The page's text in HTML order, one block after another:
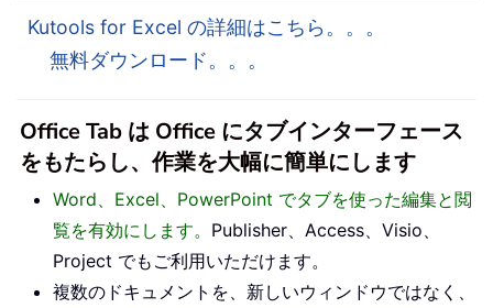
Kutools for Excel の詳細はこちら。。。
無料ダウンロード。。。
Office Tab は Office にタブインターフェース
をもたらし、作業を大幅に簡単にします
Word、Excel、PowerPoint でタブを使った編集と閲
覧を有効にします。 Publisher、Access、Visio、
Project でもご利用いただけます。
複数のドキュメントを、新しいウィンドウではなく、